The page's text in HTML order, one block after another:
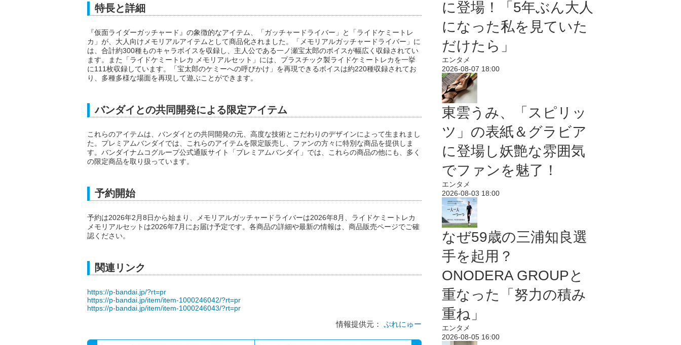
特長と詳細
『仮面ライダーガッチャード』の象徴的なアイテム、「ガッチャードライバー」と「ライドケミートレ
カ」が、大人向けメモリアルアイテムとして商品化されました。「メモリアルガッチャードライバー」に
は、合計約300種ものキャラボイスを収録し、主人公である一ノ瀬宝太郎のボイスが幅広く収録されてい
ます。また「ライドケミートレカ メモリアルセット」には、プラスチック製ライドケミートレカを一挙
に111枚収録しています。「宝太郎のケミーへの呼びかけ」を再現できるボイスは約220種収録されてお
り、多種多様な場面を再現して遊ぶことができます。
バンダイとの共同開発による限定アイテム
これらのアイテムは、バンダイとの共同開発の元、高度な技術とこだわりのデザインによって生まれまし
た。プレミアムバンダイでは、これらのアイテムを限定販売し、ファンの方々に特別な商品を提供しま
す。バンダイナムコグループ公式通販サイト「プレミアムバンダイ」では、これらの商品の他にも、多く
の限定商品を取り扱っています。
予約開始
予約は2026年2月8日から始まり、メモリアルガッチャードライバーは2026年8月、ライドケミートレカ
メモリアルセットは2026年7月にお届け予定です。各商品の詳細や最新の情報は、商品販売ページでご確
認ください。
関連リンク
https://p-bandai.jp/?rt=pr
https://p-bandai.jp/item/item-1000246042/?rt=pr
https://p-bandai.jp/item/item-1000246043/?rt=pr
情報提供元： ぷれにゅー
に登場！「5年ぶん大人
になった私を見ていた
だけたら」
エンタメ
2026-08-07 18:00
東雲うみ、「スピリッ
ツ」の表紙＆グラビア
に登場し妖艶な雰囲気
でファンを魅了！
エンタメ
2026-08-03 18:00
なぜ59歳の三浦知良選
手を起用？
ONODERA GROUPと
重なった「努力の積み
重ね」
エンタメ
2026-08-05 16:00